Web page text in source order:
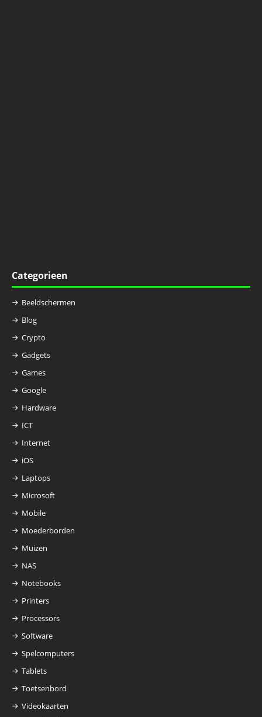
Categorieen
Beeldschermen
Blog
Crypto
Gadgets
Games
Google
Hardware
ICT
Internet
iOS
Laptops
Microsoft
Mobile
Moederborden
Muizen
NAS
Notebooks
Printers
Processors
Software
Spelcomputers
Tablets
Toetsenbord
Videokaarten